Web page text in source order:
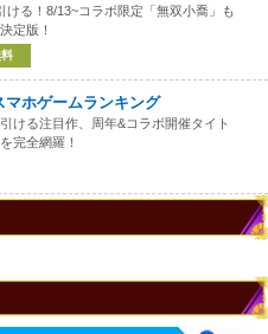
ける！8/13~コラボ限定「無双小喬」も
定版！
マホゲームランキング
ける注目作、周年&コラボ開催タイト
完全網羅！